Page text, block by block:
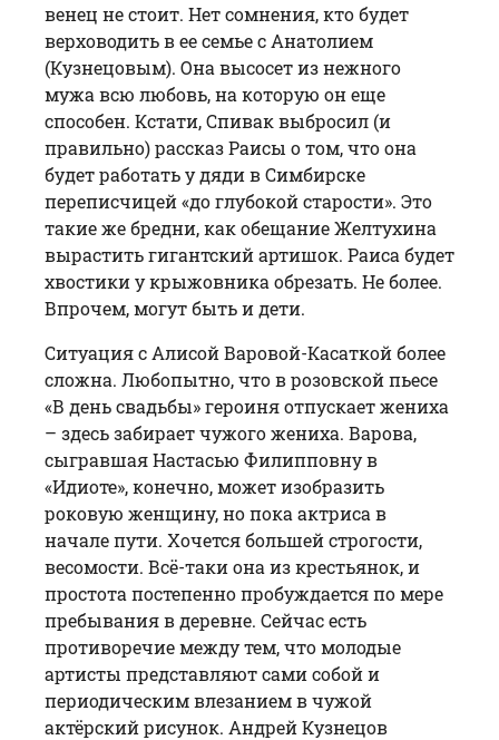
венец не стоит. Нет сомнения, кто будет
верховодить в ее семье с Анатолием
(Кузнецовым). Она высосет из нежного
мужа всю любовь, на которую он еще
способен. Кстати, Спивак выбросил (и
правильно) рассказ Раисы о том, что она
будет работать у дяди в Симбирске
переписчицей «до глубокой старости». Это
такие же бредни, как обещание Желтухина
вырастить гигантский артишок. Раиса будет
хвостики у крыжовника обрезать. Не более.
Впрочем, могут быть и дети.
Ситуация с Алисой Варовой-Касаткой более
сложна. Любопытно, что в розовской пьесе
«В день свадьбы» героиня отпускает жениха
– здесь забирает чужого жениха. Варова,
сыгравшая Настасью Филипповну в
«Идиоте», конечно, может изобразить
роковую женщину, но пока актриса в
начале пути. Хочется большей строгости,
весомости. Всё-таки она из крестьянок, и
простота постепенно пробуждается по мере
пребывания в деревне. Сейчас есть
противоречие между тем, что молодые
артисты представляют сами собой и
периодическим влезанием в чужой
актёрский рисунок. Андрей Кузнецов